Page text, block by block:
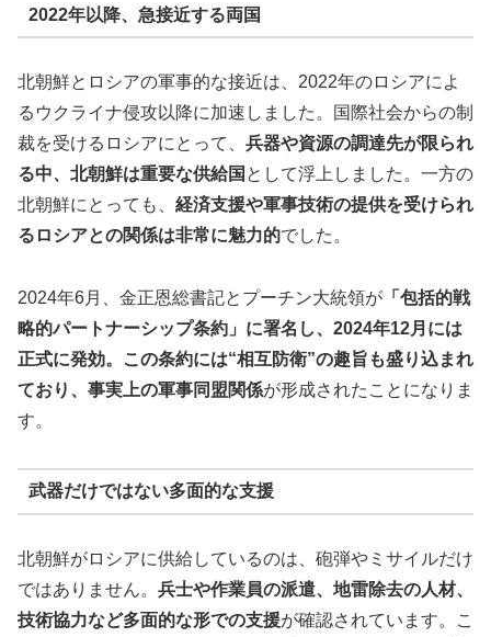
2022年以降、急接近する両国
北朝鮮とロシアの軍事的な接近は、2022年のロシアによ
るウクライナ侵攻以降に加速しました。国際社会からの制
裁を受けるロシアにとって、 兵器や資源の調達先が限られ
る中、北朝鮮は重要な供給国 として浮上しました。一方の
北朝鮮にとっても、 経済支援や軍事技術の提供を受けられ
るロシアとの関係は非常に魅力的でした。
2024年6月、金正恩総書記とプーチン大統領が 「包括的戦
略的パートナーシップ条約」に署名し、2024年12月には
正式に発効。この条約には“相互防衛”の趣旨も盛り込まれ
ており、事実上の軍事同盟関係が形成されたことになりま
す。
武器だけではない多面的な支援
北朝鮮がロシアに供給しているのは、砲弾やミサイルだけ
ではありません。 兵士や作業員の派遣、地雷除去の人材、
技術協力など多面的な形での支援が確認されています。こ